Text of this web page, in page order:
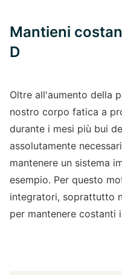
Mantieni
D
Oltre all'aumento della
nostro corpo fatica a
durante i mesi più bui
assolutamente
mantenere un sistema
esempio. Per questo
integratori, soprattutto
per mantenere costanti